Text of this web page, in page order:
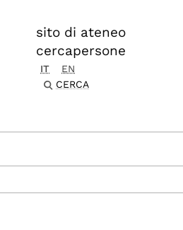
sito di ateneo
cercapersone
IT
EN
CERCA